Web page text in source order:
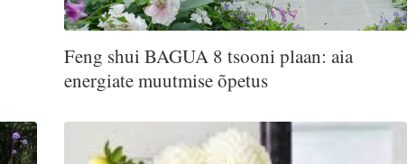
Feng shui BAGUA 8 tsooni plaan: aia
energiate muutmise õpetus